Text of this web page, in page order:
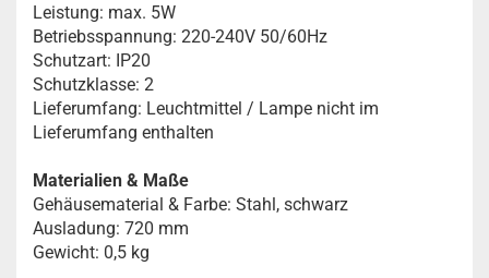
Leistung: max. 5W
Betriebsspannung: 220-240V 50/60Hz
Schutzart: IP20
Schutzklasse: 2
Lieferumfang: Leuchtmittel / Lampe nicht im
Lieferumfang enthalten
Materialien & Maße
Gehäusematerial & Farbe: Stahl, schwarz
Ausladung: 720 mm
Gewicht: 0,5 kg